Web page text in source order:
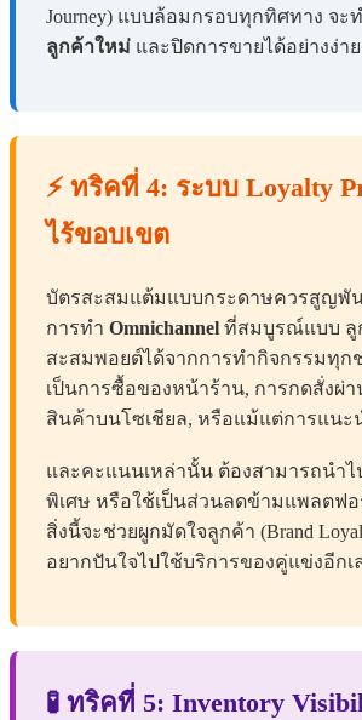
Journey) แบบล้อมกรอบทุกทิศทาง จ
ลูกค้าใหม่ และปิดการขายได้อย่างง่า
⚡ ทริคที่ 4: ระบบ Loyalty
ไร้ขอบเขต
บัตรสะสมแต้มแบบกระดาษควรสูญพั
การทำ Omnichannel ที่สมบูรณ์แบบ ลู
สะสมพอยต์ได้จากการทำกิจกรรมทุก
เป็นการซื้อของหน้าร้าน, การกดสั่งผ่า
สินค้าบนโซเชียล, หรือแม้แต่การแนะน
และคะแนนเหล่านั้น ต้องสามารถนำ
พิเศษ หรือใช้เป็นส่วนลดข้ามแพลตฟอ
สิ่งนี้จะช่วยผูกมัดใจลูกค้า (Brand
อยากปันใจไปใช้บริการของคู่แข่งอีกเ
🧪 ทริคที่ 5: Inventory